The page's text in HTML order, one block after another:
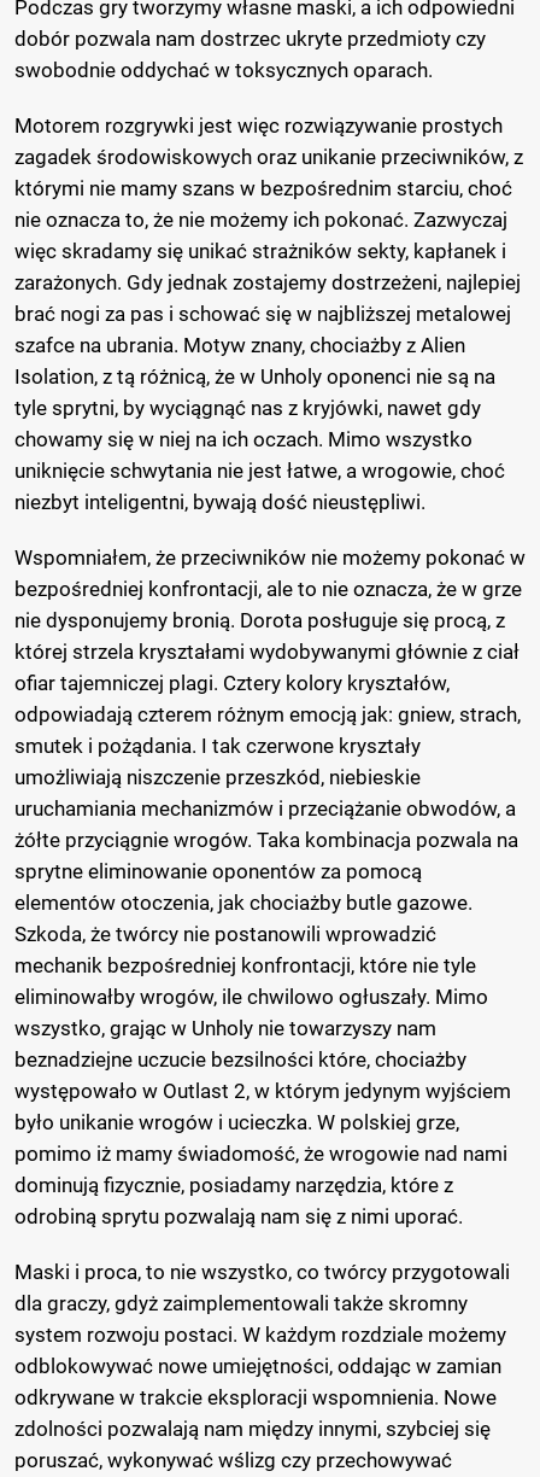
Podczas gry tworzymy własne maski, a ich odpowiedni
dobór pozwala nam dostrzec ukryte przedmioty czy
swobodnie oddychać w toksycznych oparach.
Motorem rozgrywki jest więc rozwiązywanie prostych
zagadek środowiskowych oraz unikanie przeciwników, z
którymi nie mamy szans w bezpośrednim starciu, choć
nie oznacza to, że nie możemy ich pokonać. Zazwyczaj
więc skradamy się unikać strażników sekty, kapłanek i
zarażonych. Gdy jednak zostajemy dostrzeżeni, najlepiej
brać nogi za pas i schować się w najbliższej metalowej
szafce na ubrania. Motyw znany, chociażby z Alien
Isolation, z tą różnicą, że w Unholy oponenci nie są na
tyle sprytni, by wyciągnąć nas z kryjówki, nawet gdy
chowamy się w niej na ich oczach. Mimo wszystko
uniknięcie schwytania nie jest łatwe, a wrogowie, choć
niezbyt inteligentni, bywają dość nieustępliwi.
Wspomniałem, że przeciwników nie możemy pokonać w
bezpośredniej konfrontacji, ale to nie oznacza, że w grze
nie dysponujemy bronią. Dorota posługuje się procą, z
której strzela kryształami wydobywanymi głównie z ciał
ofiar tajemniczej plagi. Cztery kolory kryształów,
odpowiadają czterem różnym emocją jak: gniew, strach,
smutek i pożądania. I tak czerwone kryształy
umożliwiają niszczenie przeszkód, niebieskie
uruchamiania mechanizmów i przeciążanie obwodów, a
żółte przyciągnie wrogów. Taka kombinacja pozwala na
sprytne eliminowanie oponentów za pomocą
elementów otoczenia, jak chociażby butle gazowe.
Szkoda, że twórcy nie postanowili wprowadzić
mechanik bezpośredniej konfrontacji, które nie tyle
eliminowałby wrogów, ile chwilowo ogłuszały. Mimo
wszystko, grając w Unholy nie towarzyszy nam
beznadziejne uczucie bezsilności które, chociażby
występowało w Outlast 2, w którym jedynym wyjściem
było unikanie wrogów i ucieczka. W polskiej grze,
pomimo iż mamy świadomość, że wrogowie nad nami
dominują fizycznie, posiadamy narzędzia, które z
odrobiną sprytu pozwalają nam się z nimi uporać.
Maski i proca, to nie wszystko, co twórcy przygotowali
dla graczy, gdyż zaimplementowali także skromny
system rozwoju postaci. W każdym rozdziale możemy
odblokowywać nowe umiejętności, oddając w zamian
odkrywane w trakcie eksploracji wspomnienia. Nowe
zdolności pozwalają nam między innymi, szybciej się
poruszać, wykonywać wślizg czy przechowywać